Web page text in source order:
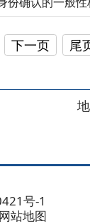
地州市政府